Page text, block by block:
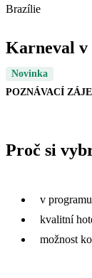
Brazílie
Karneval v
Novinka
POZNÁVACÍ
Proč si
v
kvalitní
možnost